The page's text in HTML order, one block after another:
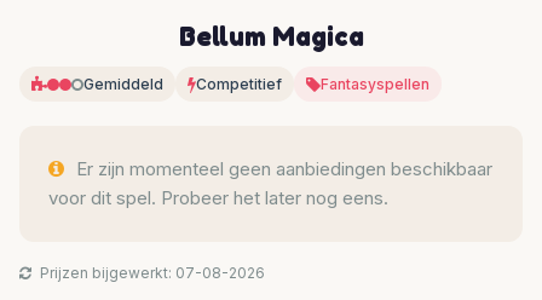
Bellum Magica
Gemiddeld Competitief Fantasyspellen
Er zijn momenteel geen aanbiedingen beschikbaar
voor dit spel. Probeer het later nog eens.
Prijzen bijgewerkt: 07-08-2026